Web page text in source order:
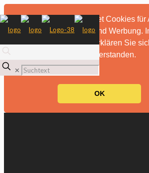
Diese Website verwendet Cookies für
personalisierte Inhalte und Werbung.
diese Website nutzen, erklären Sie
dieser Verwendung einverstanden.
mehr Informationen
OK
✕